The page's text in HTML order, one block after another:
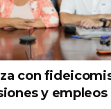
con
y empleos